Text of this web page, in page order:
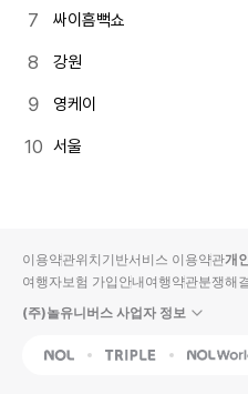
싸이흠뻑쇼
강원
영케이
서울
이용약관위치기반서비스 이용약관개
여행자보험 가입안내여행약관분쟁해
(주)놀유니버스 사업자 정보
NOL Triple Interpark